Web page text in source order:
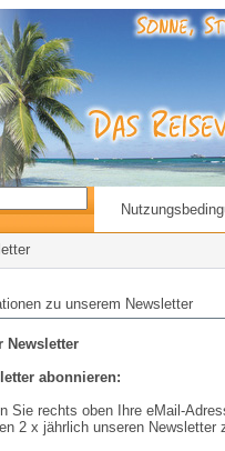
zu unserem Newsletter
Newsletter
abonnieren:
Sie rechts oben Ihre eMail-
2 x jährlich unseren Newsletter